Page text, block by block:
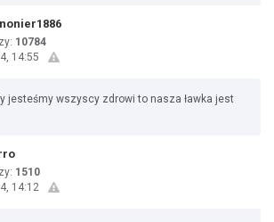
10784
14:55
jesteśmy wszyscy zdrowi to nasza ławka jest
1510
14:12